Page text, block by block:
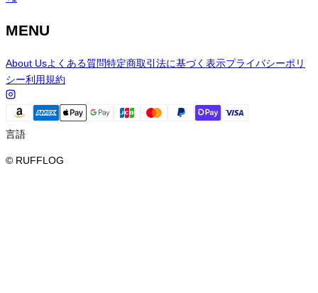
MENU
About Usよくある質問特定商取引法に基づく表示プライバシーポリ
シー利用規約
言語
© RUFFLOG